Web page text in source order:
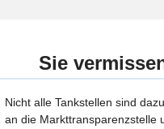
Sie
Nicht alle Tankstellen sind
an die Markttransparenzstelle